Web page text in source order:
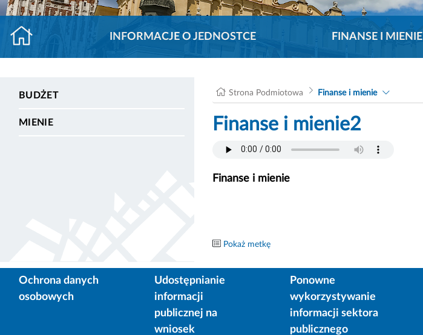
INFORMACJE O JEDNOSTCE FINANSE I MIENIE
BUDŻET
MIENIE
Strona Podmiotowa Finanse i mienie
Finanse i mienie2
Finanse i mienie
Pokaż metkę
Ochrona danych
osobowych
Udostępnianie
informacji
publicznej na
wniosek
Ponowne
wykorzystywanie
informacji sektora
publicznego